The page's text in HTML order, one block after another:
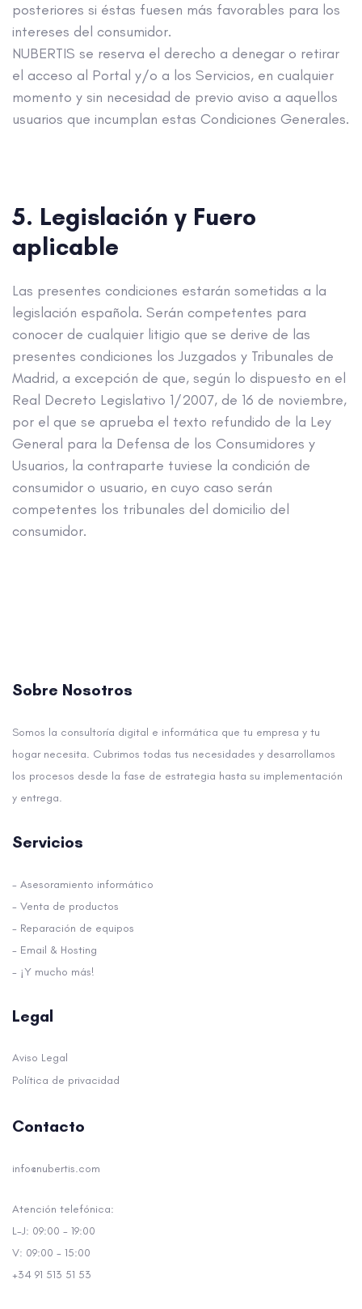
posteriores si éstas fuesen más favorables para los
intereses del consumidor.
NUBERTIS se reserva el derecho a denegar o retirar
el acceso al Portal y/o a los Servicios, en cualquier
momento y sin necesidad de previo aviso a aquellos
usuarios que incumplan estas Condiciones Generales.
5. Legislación y Fuero
aplicable
Las presentes condiciones estarán sometidas a la
legislación española. Serán competentes para
conocer de cualquier litigio que se derive de las
presentes condiciones los Juzgados y Tribunales de
Madrid, a excepción de que, según lo dispuesto en el
Real Decreto Legislativo 1/2007, de 16 de noviembre,
por el que se aprueba el texto refundido de la Ley
General para la Defensa de los Consumidores y
Usuarios, la contraparte tuviese la condición de
consumidor o usuario, en cuyo caso serán
competentes los tribunales del domicilio del
consumidor.
Sobre Nosotros
Somos la consultoría digital e informática que tu empresa y tu
hogar necesita. Cubrimos todas tus necesidades y desarrollamos
los procesos desde la fase de estrategia hasta su implementación
y entrega.
Servicios
- Asesoramiento informático
- Venta de productos
- Reparación de equipos
- Email & Hosting
- ¡Y mucho más!
Legal
Aviso Legal
Política de privacidad
Contacto
info@nubertis.com
Atención telefónica:
L-J: 09:00 - 19:00
V: 09:00 - 15:00
+34 91 513 51 53